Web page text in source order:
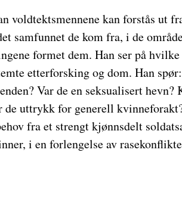
voldtektsmennene kan forstås ut
samfunnet de kom fra, i de
formet dem. Han ser på
etterforsking og dom. Han
Var de en seksualisert hevn?
uttrykk for generell
fra et strengt kjønnsdelt
i en forlengelse av